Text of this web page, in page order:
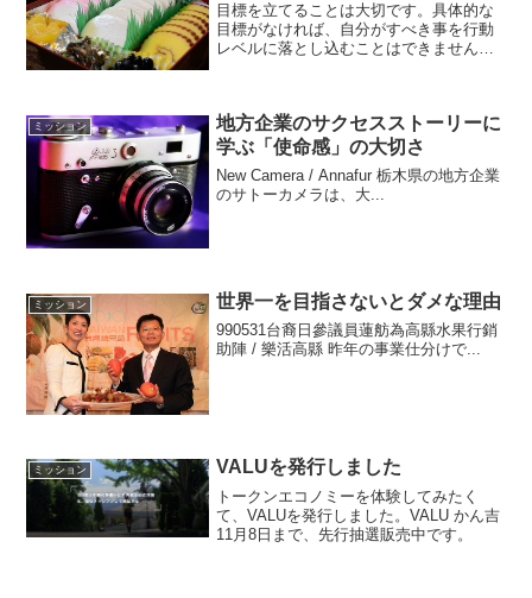
目標を立てることは大切です。具体的な
目標がなければ、自分がすべき事を行動
レベルに落とし込むことはできません。
ミッション
地方企業のサクセスストーリーに
学ぶ「使命感」の大切さ
New Camera / Annafur 栃木県の地方企業
のサトーカメラは、大...
ミッション 世界一を目指さないとダメな理由
990531台裔日參議員蓮舫為高縣水果行銷
助陣 / 樂活高縣 昨年の事業仕分けで...
ミッション VALUを発行しました
トークンエコノミーを体験してみたく
て、VALUを発行しました。VALU かん吉
11月8日まで、先行抽選販売中です。